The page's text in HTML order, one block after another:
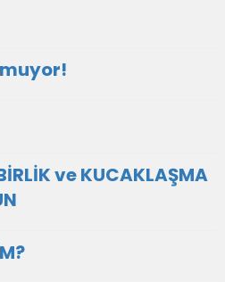
ve KUCAKLAŞMA